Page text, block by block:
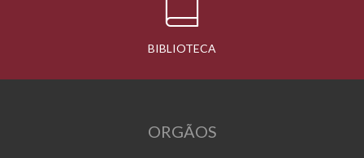
BIBLIOTECA
ORGÃOS